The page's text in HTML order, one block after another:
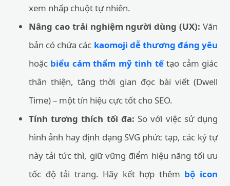
xem nhấp chuột tự nhiên.
Nâng cao trải nghiệm người dùng (UX): Văn
bản có chứa các kaomoji dễ thương đáng yêu
hoặc biểu cảm thẩm mỹ tinh tếtạo cảm giác
thân thiện, tăng thời gian đọc bài viết (Dwell
Time) – một tín hiệu cực tốt cho SEO.
Tính tương thích tối đa: So với việc sử dụng
hình ảnh hay định dạng SVG phức tạp, các ký tự
này tải tức thì, giữ vững điểm hiệu năng tối ưu
tốc độ tải trang. Hãy kết hợp thêm bộ icon